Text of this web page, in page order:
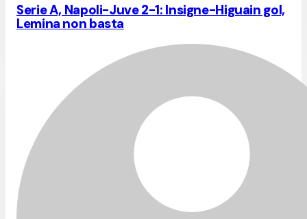
Serie A, Napoli-Juve 2-1: Insigne-Higuain gol,
Lemina non basta